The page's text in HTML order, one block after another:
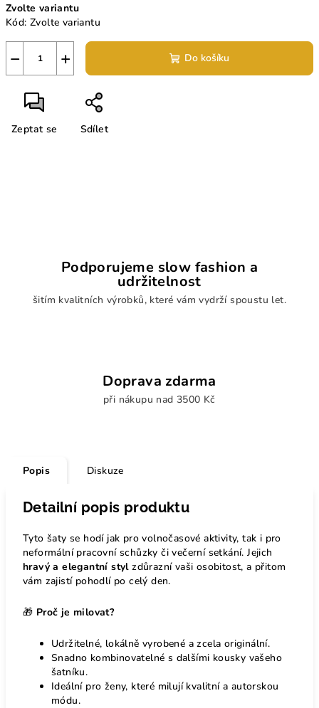
cena:
Zvolte variantu
Kód: Zvolte variantu
+
− Do košíku
Zeptat se Sdílet
Podporujeme slow fashion a
udržitelnost
šitím kvalitních výrobků, které vám vydrží spoustu let.
Doprava zdarma
při nákupu nad 3500 Kč
Popis Diskuze
Detailní popis produktu
Tyto šaty se hodí jak pro volnočasové aktivity, tak i pro
neformální pracovní schůzky či večerní setkání. Jejich
hravý a elegantní stylzdůrazní vaši osobitost, a přitom
vám zajistí pohodlí po celý den.
🎁 Proč je milovat?
Udržitelné, lokálně vyrobené a zcela originální.
Snadno kombinovatelné s dalšími kousky vašeho
šatníku.
Ideální pro ženy, které milují kvalitní a autorskou
módu.